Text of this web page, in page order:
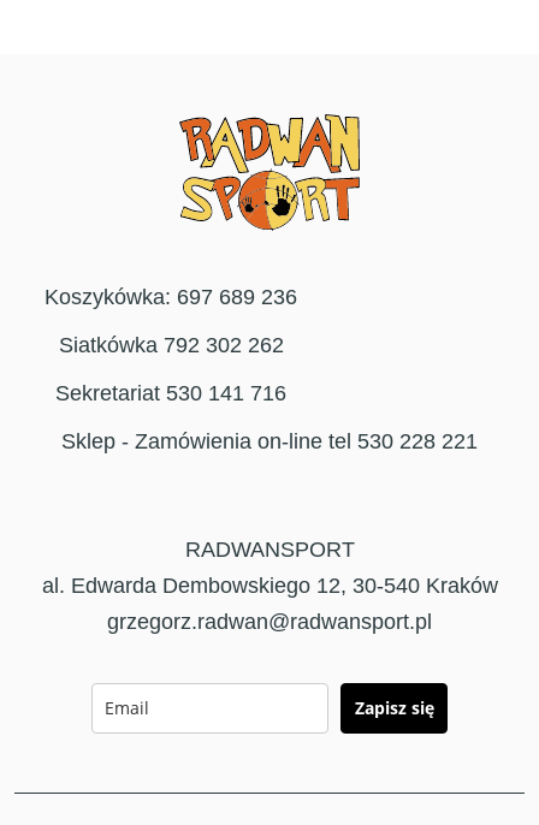
Koszykówka: 697 689 236
Siatkówka 792 302 262
Sekretariat 530 141 716
Sklep - Zamówienia on-line tel 530 228 221
RADWANSPORT
al. Edwarda Dembowskiego 12, 30-540 Kraków
grzegorz.radwan@radwansport.pl
Zapisz się